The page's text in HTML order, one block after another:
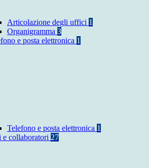
Articolazione degli uffici 1
Organigramma 3
e posta elettronica 1
Telefono e posta elettronica 1
e collaboratori 27